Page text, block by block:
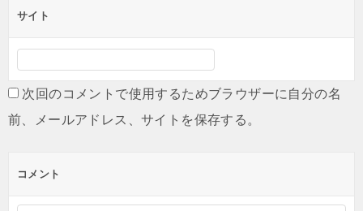
サイト
次回のコメントで使用するためブラウザーに自分の名
前、メールアドレス、サイトを保存する。
コメント